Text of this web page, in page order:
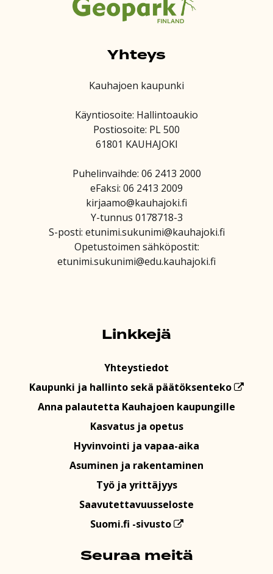
Yhteys
Kauhajoen kaupunki
Käyntiosoite: Hallintoaukio
Postiosoite: PL 500
61801 KAUHAJOKI
Puhelinvaihde: 06 2413 2000
eFaksi: 06 2413 2009
kirjaamo@kauhajoki.fi
Y-tunnus 0178718-3
S-posti: etunimi.sukunimi@kauhajoki.fi
Opetustoimen sähköpostit:
etunimi.sukunimi@edu.kauhajoki.fi
Linkkejä
Yhteystiedot
Kaupunki ja hallinto sekä päätöksenteko
Anna palautetta Kauhajoen kaupungille
Kasvatus ja opetus
Hyvinvointi ja vapaa-aika
Asuminen ja rakentaminen
Työ ja yrittäjyys
Saavutettavuusseloste
Suomi.fi -sivusto
Seuraa meitä